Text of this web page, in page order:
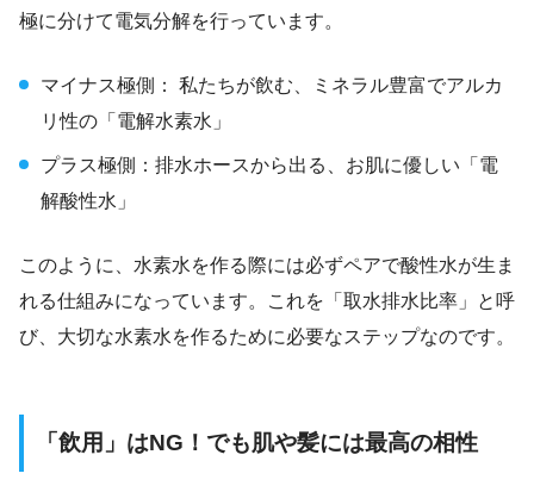
極に分けて電気分解を行っています。
マイナス極側： 私たちが飲む、ミネラル豊富でアルカ
リ性の「電解水素水」
プラス極側：排水ホースから出る、お肌に優しい「電
解酸性水」
このように、水素水を作る際には必ずペアで酸性水が生ま
れる仕組みになっています。これを「取水排水比率」と呼
び、大切な水素水を作るために必要なステップなのです。
「飲用」はNG！でも肌や髪には最高の相性